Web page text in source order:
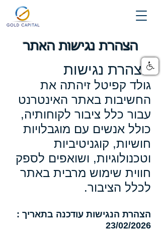
הצהרת נגישות האתר
הצהרת נגישות
גולד קפיטל זיהתה את
החשיבות באתר האינטרנט
עבור כלל ציבור לקוחותיה,
כולל אנשים עם מוגבלויות
חושיות, קוגניטיביות
וטכנולוגיות, ושואפים לספק
חווית שימוש מרבית באתר
לכלל הציבור.
הצהרת הנגישות עודכנה בתאריך :
23/02/2026